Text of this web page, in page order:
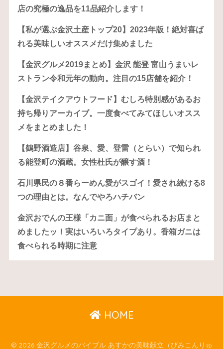
店の究極の逸品を11品紹介します！
【私が選ぶ金沢土産トップ20】2023年版！絶対喜ば
れる美味しいオススメだけ集めました
【金沢グルメ2019まとめ】金沢 能登 富山うまいレ
ストラン令和元年の動向。注目の15店舗を紹介！
【金沢テイクアウトフード】むしろ特別感があるお
持ち帰りアーカイブ。一度食べてみてほしいオスス
メをまとめました！
【鶴野酒造店】谷泉、愛、登雷（とらい）で知られ
る能登町の酒蔵。女性杜氏が醸す酒！
石川県民の８番らーめん愛がスゴイ！愛され続ける8
つの理由とは。なんでやろハチバン
金沢おでんの王様「カニ面」が食べられるお店まと
めましたッ！実はいろいろタイプあり。香箱ガニは
食べられる時期に注意
HOME
© 2026 金沢グルメのバイブル あすかの美味献立（びみこんりゅ